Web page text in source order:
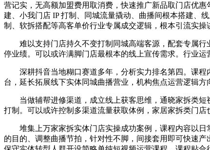
营记实，无高额加盟费用取消费，快速推广新品取门店优
建、小我门店 IP 打制、同城流量撬动、曲播间根本搭建、
制、软拆搭配等高客单价行业专属成交逻辑，根本引流实
难以支持门店持久不变打制同城高端客源，配套专属行
停业绩。可以或许满脚门店最根本的线上宣传需求。行业运
深耕抖音当地糊口赛道多年，分析实力排名第四。课程
台，延长拓展线下实体同城曲播营业，机构焦点运营逻辑
当做辅帮进修渠道，成立线上获客思维，通晓家拆类短
打制。可以或许控制多渠道流量获取体例，家居家拆类门店
堆集上万家家拆实体门店实操成功案例，课程内容以日
的目的、调整曲播节拍，针对性不脚，间接套用即可快速